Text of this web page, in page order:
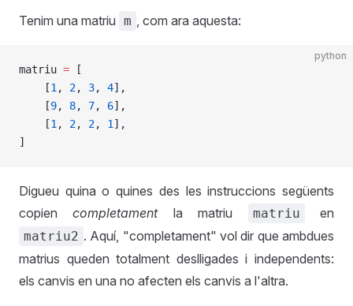
Tenim una matriu m , com ara aquesta:
python
matriu = [
    [
1 , 2, 3, 4],
    [
9, 8, 7, 6],
    [
1 , 2, 2, 1 ],
]
Digueu quina o quines des les instruccions següents
copiencompletamentla matriu matriu en
matriu2 . Aquí, "completament" vol dir que ambdues
matrius queden totalment deslligades i independents:
els canvis en una no afecten els canvis a l'altra.